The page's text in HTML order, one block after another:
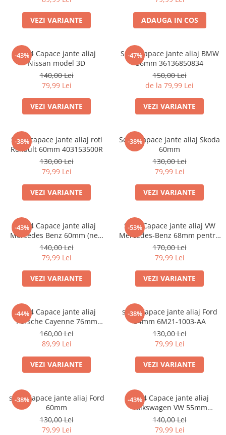
VEZI VARIANTE ADAUGA IN COS
-43%
set 4 Capace jante aliaj
Nissan model 3D
140,00 Lei
79,99 Lei
VEZI VARIANTE
-47%
Set 4 Capace jante aliaj BMW
56mm 36136850834
150,00 Lei
de la 79,99 Lei
VEZI VARIANTE
-38%
Set 4 capace jante aliaj roti
Renault 60mm 403153500R
130,00 Lei
79,99 Lei
VEZI VARIANTE
-38%
Set 4 Capace jante aliaj Skoda
60mm
130,00 Lei
79,99 Lei
VEZI VARIANTE
-43%
Set 4 Capace jante aliaj
Mercedes Benz 60mm (new
black) / (silver)
140,00 Lei
79,99 Lei
VEZI VARIANTE
-53%
Set 4 Capace jante aliaj VW
Mercedes-Benz 68mm pentru
jante originale BMW
170,00 Lei
79,99 Lei
VEZI VARIANTE
-44%
set 4 Capace jante aliaj
Porsche Cayenne 76mm
7L5601149
160,00 Lei
89,99 Lei
VEZI VARIANTE
-38%
set 4 Capace jante aliaj Ford
54mm 6M21-1003-AA
130,00 Lei
79,99 Lei
VEZI VARIANTE
-38%
set 4 Capace jante aliaj Ford
60mm
130,00 Lei
79,99 Lei
-43%
Set 4 Capace jante aliaj
Volkswagen VW 55mm
6N0601171
140,00 Lei
79,99 Lei